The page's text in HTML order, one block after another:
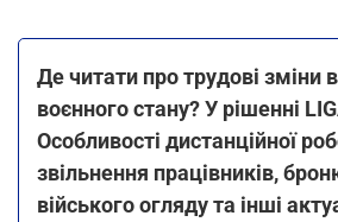
Де читати про трудові зміни
воєнного стану? У рішенні
Особливості дистанційної
звільнення працівників,
війського огляду та інші